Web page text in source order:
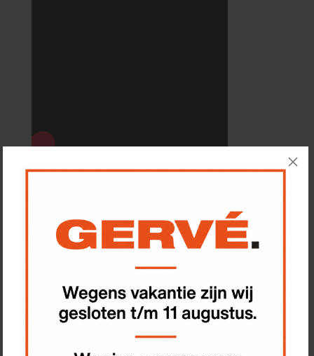
Kwaliteit en vakmanschap
1500m2 experience center
Grote voorraad, snelle leverling